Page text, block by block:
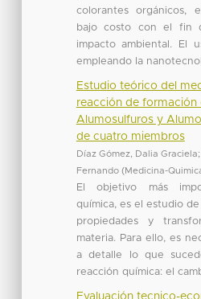
colorantes orgánicos,
bajo costo con el fin
impacto ambiental. El
empleando la
Estudio teórico del
reacción de formación
Alumosulfuros y
de cuatro miembros
Díaz Gómez, Dalia Graciela;
Fernando (Medicina-
El objetivo más
química, es el estudio
propiedades y
materia. Para ello, es
a detalle lo que
reacción química: el
Evaluación tecnico-